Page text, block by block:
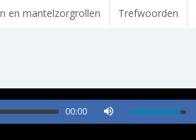
en mantelzorgrollen Trefwoorden
00:00